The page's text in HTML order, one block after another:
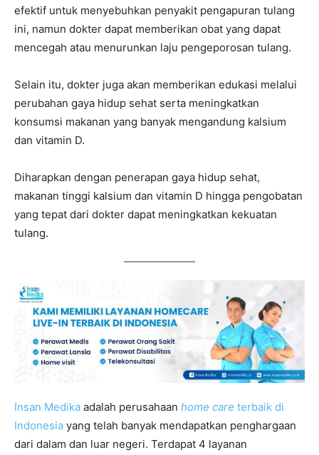
efektif untuk menyebuhkan penyakit pengapuran tulang
ini, namun dokter dapat memberikan obat yang dapat
mencegah atau menurunkan laju pengeporosan tulang.
Selain itu, dokter juga akan memberikan edukasi melalui
perubahan gaya hidup sehat serta meningkatkan
konsumsi makanan yang banyak mengandung kalsium
dan vitamin D.
Diharapkan dengan penerapan gaya hidup sehat,
makanan tinggi kalsium dan vitamin D hingga pengobatan
yang tepat dari dokter dapat meningkatkan kekuatan
tulang.
Insan Medika adalah perusahaan home care terbaik di
Indonesia yang telah banyak mendapatkan penghargaan
dari dalam dan luar negeri. Terdapat 4 layanan